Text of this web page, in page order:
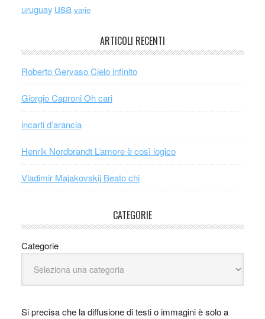
uruguay usa varie
ARTICOLI RECENTI
Roberto Gervaso Cielo infinito
Giorgio Caproni Oh cari
incarti d’arancia
Henrik Nordbrandt L’amore è così logico
Vladimir Majakovskij Beato chi
CATEGORIE
Categorie
Si precisa che la diffusione di testi o immagini è solo a